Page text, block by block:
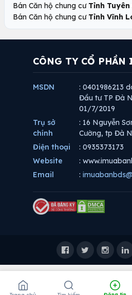
Bán Căn hộ chung cư Tỉnh
Bán Căn hộ chung cư Tỉnh Vĩnh
CÔNG TY CỔ PHẦN
MSDN
: 0401986213
Đầu tư TP Đà
01/7/2019
Trụ sở
chính
: 16 Nguyễn
Cường, tp Đà
Điện thoại
: 0935373173
Website
:
Email
: